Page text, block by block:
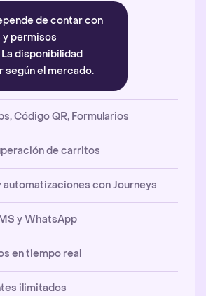
de contar con
y permisos
disponibilidad
según el mercado.
Código QR, Formularios
de carritos
con Journeys
y WhatsApp
en tiempo real
ilimitados